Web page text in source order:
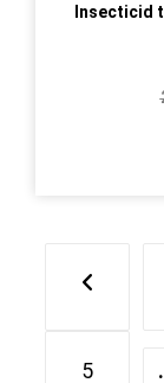
Insecticid
5